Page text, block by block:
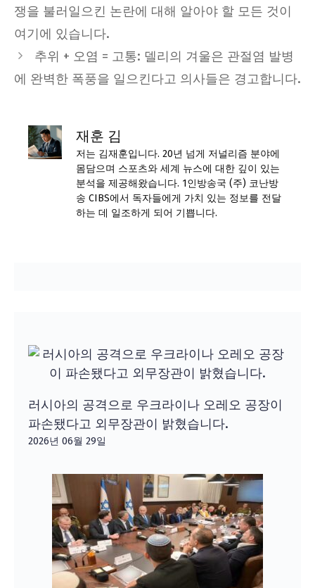
쟁을 불러일으킨 논란에 대해 알아야 할 모든 것이
여기에 있습니다.
추위 + 오염 = 고통: 델리의 겨울은 관절염 발병
에 완벽한 폭풍을 일으킨다고 의사들은 경고합니다.
재훈 김
저는 김재훈입니다. 20년 넘게 저널리즘 분야에
몸담으며 스포츠와 세계 뉴스에 대한 깊이 있는
분석을 제공해왔습니다. 1인방송국 (주) 코난방
송 CIBS에서 독자들에게 가치 있는 정보를 전달
하는 데 일조하게 되어 기쁩니다.
러시아의 공격으로 우크라이나 오레오 공장이
파손됐다고 외무장관이 밝혔습니다.
2026년 06월 29일